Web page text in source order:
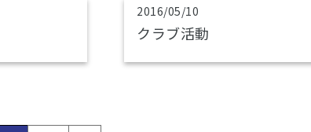
2016/05/10
クラブ活動